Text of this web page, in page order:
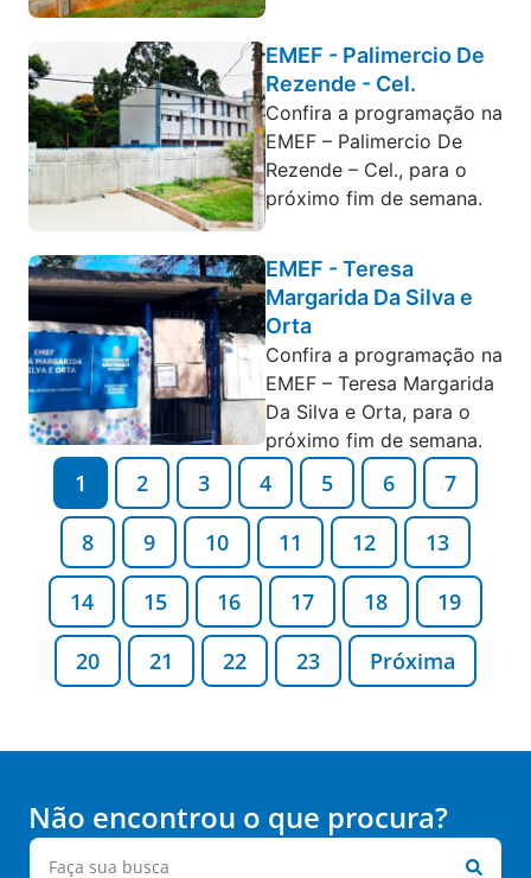
EMEF - Palimercio De
Rezende - Cel.
Confira a programação na
EMEF – Palimercio De
Rezende – Cel., para o
próximo fim de semana.
EMEF - Teresa
Margarida Da Silva e
Orta
Confira a programação na
EMEF – Teresa Margarida
Da Silva e Orta, para o
próximo fim de semana.
1 2 3 4 5 6 7
8 9 10 11 12 13
14 15 16 17 18 19
20 21 22 23 Próxima
Não encontrou o que procura?